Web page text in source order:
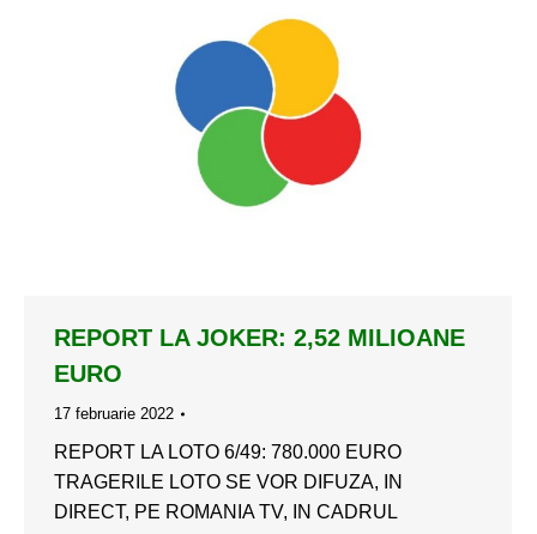
REPORT LA JOKER: 2,52 MILIOANE
EURO
17 februarie 2022
REPORT LA LOTO 6/49: 780.000 EURO
TRAGERILE LOTO SE VOR DIFUZA, IN
DIRECT, PE ROMANIA TV, IN CADRUL